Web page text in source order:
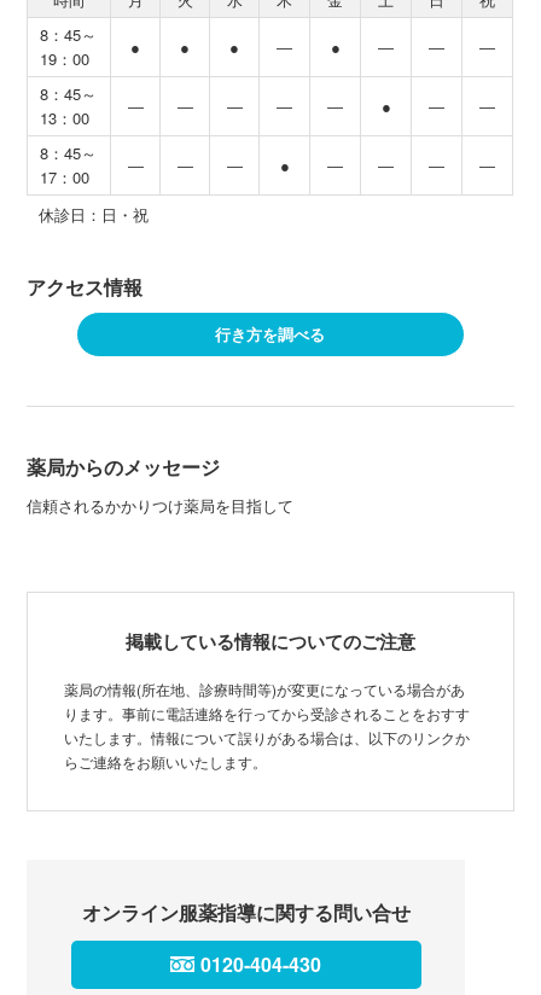
8：45～
19：00
● ● ● ― ● ― ― ―
8：45～
13：00
― ― ― ― ― ● ― ―
8：45～
17：00
― ― ― ● ― ― ― ―
休診日：日・祝
アクセス情報
行き方を調べる
薬局からのメッセージ
信頼されるかかりつけ薬局を目指して
掲載している情報についてのご注意
薬局の情報(所在地、診療時間等)が変更になっている場合があ
ります。事前に電話連絡を行ってから受診されることをおすす
いたします。情報について誤りがある場合は、以下のリンクか
らご連絡をお願いいたします。
オンライン服薬指導に関する問い合せ
0120-404-430